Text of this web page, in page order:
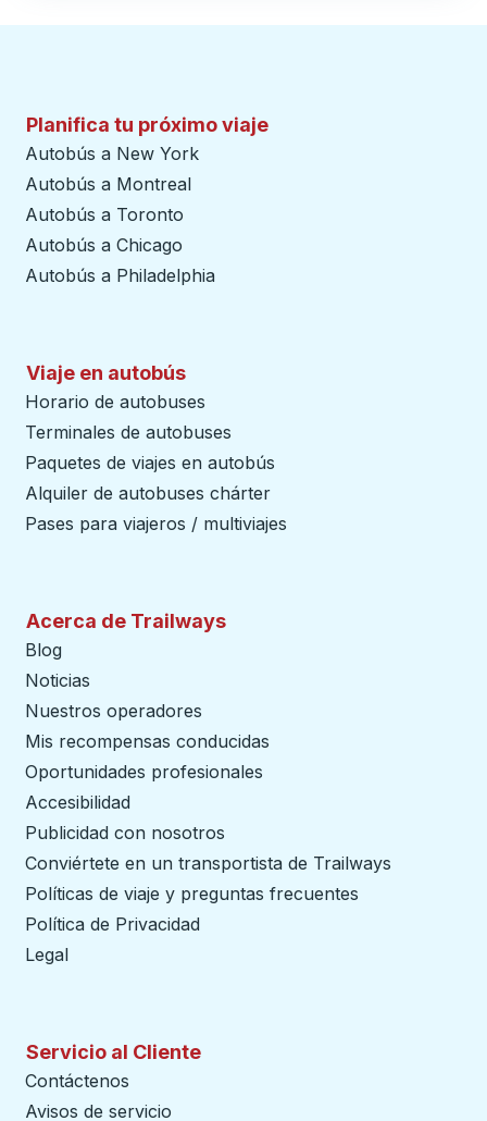
Planifica tu próximo viaje
Autobús a New York
Autobús a Montreal
Autobús a Toronto
Autobús a Chicago
Autobús a Philadelphia
Viaje en autobús
Horario de autobuses
Terminales de autobuses
Paquetes de viajes en autobús
Alquiler de autobuses chárter
Pases para viajeros / multiviajes
Acerca de Trailways
Blog
Noticias
Nuestros operadores
Mis recompensas conducidas
Oportunidades profesionales
Accesibilidad
Publicidad con nosotros
Conviértete en un transportista de Trailways
Políticas de viaje y preguntas frecuentes
Política de Privacidad
Legal
Servicio al Cliente
Contáctenos
Avisos de servicio